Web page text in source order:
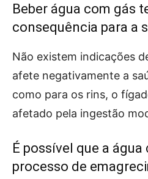
Beber água com gás
consequência para a
Não existem indicações
afete negativamente a
como para os rins, o
afetado pela ingestão
É possível que a
processo de